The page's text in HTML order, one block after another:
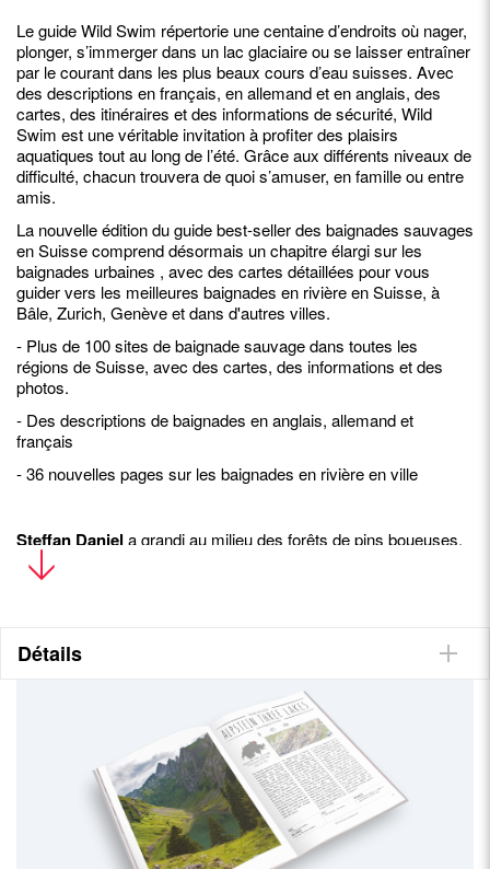
Le guide Wild Swim répertorie une centaine d’endroits où nager,
plonger, s’immerger dans un lac glaciaire ou se laisser entraîner
par le courant dans les plus beaux cours d’eau suisses. Avec
des descriptions en français, en allemand et en anglais, des
cartes, des itinéraires et des informations de sécurité, Wild
Swim est une véritable invitation à profiter des plaisirs
aquatiques tout au long de l’été. Grâce aux différents niveaux de
difficulté, chacun trouvera de quoi s’amuser, en famille ou entre
amis.
La nouvelle édition du guide best-seller des baignades sauvages
en Suisse comprend désormais un chapitre élargi sur les
baignades urbaines , avec des cartes détaillées pour vous
guider vers les meilleures baignades en rivière en Suisse, à
Bâle, Zurich, Genève et dans d'autres villes.
- Plus de 100 sites de baignade sauvage dans toutes les
régions de Suisse, avec des cartes, des informations et des
photos.
- Des descriptions de baignades en anglais, allemand et
français
- 36 nouvelles pages sur les baignades en rivière en ville
Steffan Daniel a grandi au milieu des forêts de pins boueuses,
des collines balayées par la pluie et des eaux côtières
spectaculaires du Pays de Galles. En 2013, Steffan a
à perte de vue. Pendant la rédaction de ce livre, il a traversé le
pays à de nombreuses reprises en VTT, en train et en voiture
pour visiter chaque lieu de baignade décrit dans ces pages.
Steffan espère que ce livre inspirera d'autres personnes à
Détails